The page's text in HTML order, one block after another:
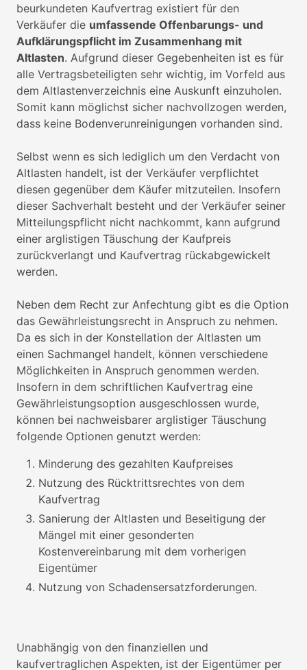
beurkundeten Kaufvertrag existiert für den
Verkäufer die umfassende Offenbarungs- und
Aufklärungspflicht im Zusammenhang mit
Altlasten. Aufgrund dieser Gegebenheiten ist es für
alle Vertragsbeteiligten sehr wichtig, im Vorfeld aus
dem Altlastenverzeichnis eine Auskunft einzuholen.
Somit kann möglichst sicher nachvollzogen werden,
dass keine Bodenverunreinigungen vorhanden sind.
Selbst wenn es sich lediglich um den Verdacht von
Altlasten handelt, ist der Verkäufer verpflichtet
diesen gegenüber dem Käufer mitzuteilen. Insofern
dieser Sachverhalt besteht und der Verkäufer seiner
Mitteilungspflicht nicht nachkommt, kann aufgrund
einer arglistigen Täuschung der Kaufpreis
zurückverlangt und Kaufvertrag rückabgewickelt
werden.
Neben dem Recht zur Anfechtung gibt es die Option
das Gewährleistungsrecht in Anspruch zu nehmen.
Da es sich in der Konstellation der Altlasten um
einen Sachmangel handelt, können verschiedene
Möglichkeiten in Anspruch genommen werden.
Insofern in dem schriftlichen Kaufvertrag eine
Gewährleistungsoption ausgeschlossen wurde,
können bei nachweisbarer arglistiger Täuschung
folgende Optionen genutzt werden:
Minderung des gezahlten Kaufpreises
Nutzung des Rücktrittsrechtes von dem
Kaufvertrag
Sanierung der Altlasten und Beseitigung der
Mängel mit einer gesonderten
Kostenvereinbarung mit dem vorherigen
Eigentümer
Nutzung von Schadensersatzforderungen.
Unabhängig von den finanziellen und
kaufvertraglichen Aspekten, ist der Eigentümer per